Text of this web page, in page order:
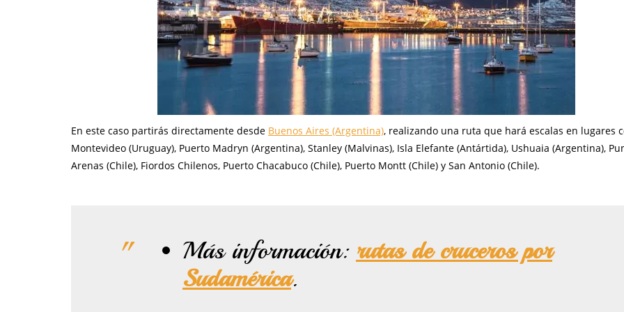
En este caso partirás directamente desde Buenos Aires (Argentina), realizando una ruta que hará escalas en lugares
Montevideo (Uruguay), Puerto Madryn (Argentina), Stanley (Malvinas), Isla Elefante (Antártida), Ushuaia (Argentina),
Arenas (Chile), Fiordos Chilenos, Puerto Chacabuco (Chile), Puerto Montt (Chile) y San Antonio (Chile).
Más información: rutas de cruceros por
Sudamérica.